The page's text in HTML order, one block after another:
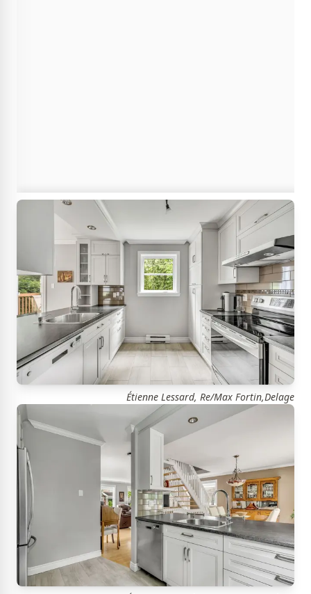
Étienne Lessard, Re/Max Fortin,Delage